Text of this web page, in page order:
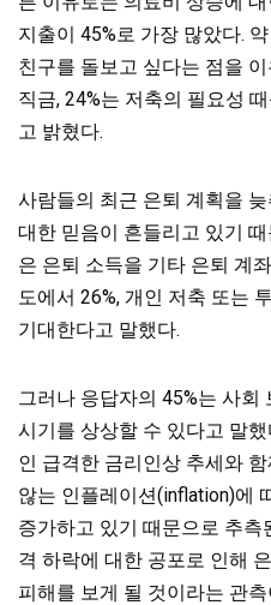
지출이 45%로 가장 많았다.
친구를 돌보고 싶다는 점을
직금, 24%는 저축의 필요성
고 밝혔다.
사람들의 최근 은퇴 계획을
대한 믿음이 흔들리고 있기
은 은퇴 소득을 기타 은퇴 계
도에서 26%, 개인 저축 또는
기대한다고 말했다.
그러나 응답자의 45%는 사회
시기를 상상할 수 있다고 말
인 급격한 금리인상 추세와
않는 인플레이션(inflation)에
증가하고 있기 때문으로 추
격 하락에 대한 공포로 인해
피해를 보게 될 것이라는 관